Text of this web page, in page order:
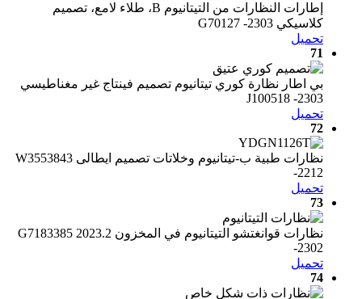
إطارات النظارات من التيتانيوم B، طلاء لامع، تصميم
كلاسيكي G70127 -2303
تحميل
71
بي اطار نظارة كوري تيتانيوم تصميم فينتاج غير مغناطيسي
J100518 -2303
تحميل
72
نظارات طبية ب-تيتانيوم وخلاتات تصميم ايطالى W3553843
-2212
تحميل
73
نظارات قوانغتشو التيتانيوم في المخزون 2023.2 G7183385
-2302
تحميل
74